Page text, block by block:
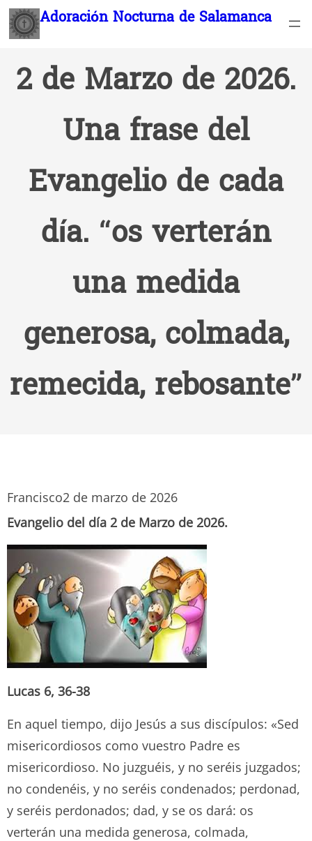
Saltar Adoración Nocturna de Salamanca
2 de Marzo de 2026.
Una frase del
Evangelio de cada
día. “os verterán
una medida
generosa, colmada,
remecida, rebosante”
Francisco2 de marzo de 2026
Evangelio del día 2 de Marzo de 2026.
Lucas 6, 36-38
En aquel tiempo, dijo Jesús a sus discípulos: «Sed
misericordiosos como vuestro Padre es
misericordioso. No juzguéis, y no seréis juzgados;
no condenéis, y no seréis condenados; perdonad,
y seréis perdonados; dad, y se os dará: os
verterán una medida generosa, colmada,